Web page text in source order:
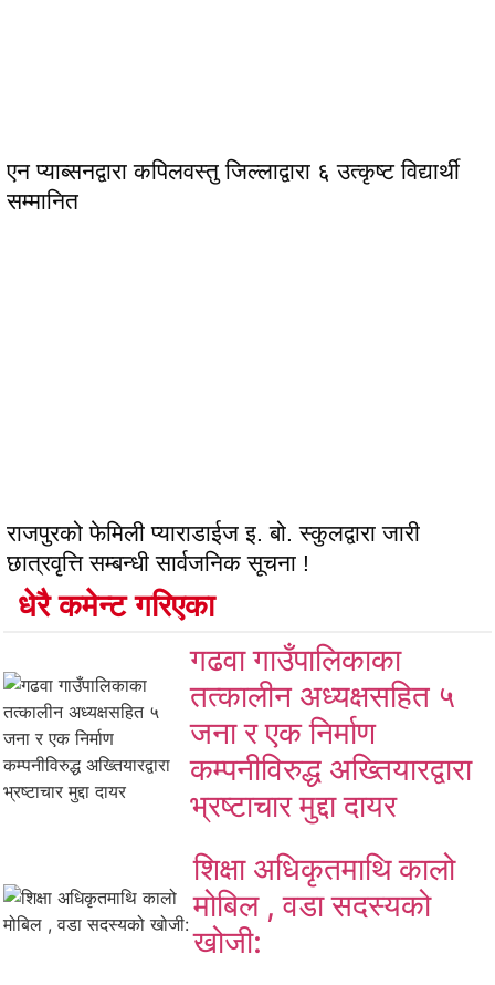
एन प्याब्सनद्वारा कपिलवस्तु जिल्लाद्वारा ६ उत्कृष्ट विद्यार्थी
सम्मानित
राजपुरको फेमिली प्याराडाईज इ. बो. स्कुलद्वारा जारी
छात्रवृत्ति सम्बन्धी सार्वजनिक सूचना !
धेरै कमेन्ट गरिएका
गढवा गाउँपालिकाका
तत्कालीन अध्यक्षसहित ५
जना र एक निर्माण
कम्पनीविरुद्ध अख्तियारद्वारा
भ्रष्टाचार मुद्दा दायर
शिक्षा अधिकृतमाथि कालो
मोबिल , वडा सदस्यको
खोजी: